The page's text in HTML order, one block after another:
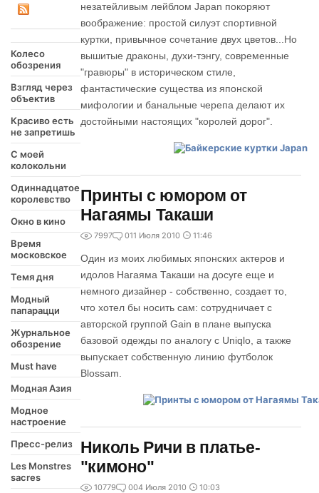
Колесо
обозрения
Взгляд через
объектив
Красиво есть
не запретишь
С моей
колокольни
Одиннадцатое
королевство
Окно в кино
Время
московское
Темя дня
Модный
папарацци
Журнальное
обозрение
Must have
Модная Азия
Модное
настроение
Пресс-релиз
Les Monstres
sacres
незатейливым лейблом Japan покоряют
воображение: простой силуэт спортивной
куртки, привычное сочетание двух цветов...Но
вышитые драконы, духи-тэнгу, современные
"гравюры" в историческом стиле,
фантастические существа из японской
мифологии и банальные черепа делают их
достойными настоящих "королей дорог".
Принты с юмором от
Нагаямы Такаши
7997 011 Июля 2010 11:46
Один из моих любимых японских актеров и
идолов Нагаяма Такаши на досуге еще и
немного дизайнер - собственно, создает то,
что хотел бы носить сам: сотрудничает с
авторской группой Gain в плане выпуска
базовой одежды по аналогу с Uniqlo, а также
выпускает собственную линию футболок
Blossam.
Николь Ричи в платье-
"кимоно"
10779 004 Июля 2010 10:03